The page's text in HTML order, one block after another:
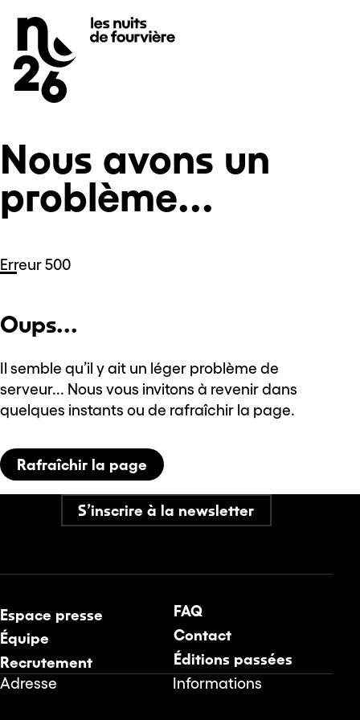
Se rendre au
Contenu principal
Pied de page
Nous avons un
problème...
Erreur 500
Oups...
Il semble qu’il y ait un léger problème de
serveur... Nous vous invitons à revenir dans
quelques instants ou de rafraîchir la page.
Rafraîchir la page
S’inscrire à la newsletter
Espace presse
Équipe
Recrutement
FAQ
Contact
Éditions passées
Adresse Informations